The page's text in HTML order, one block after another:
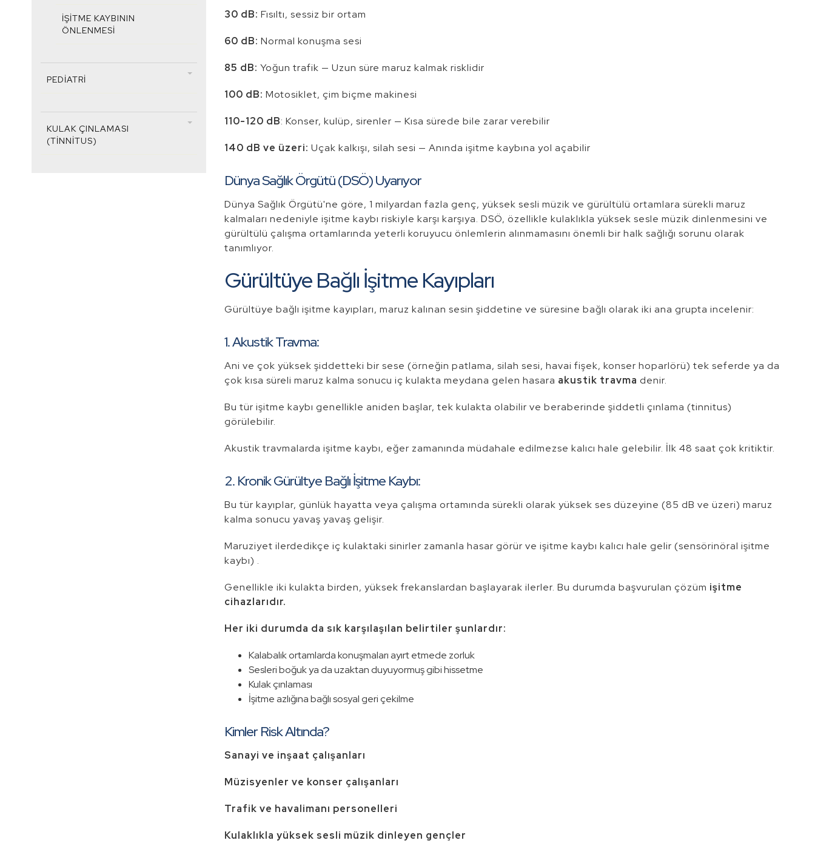
30 dB: Fısıltı, sessiz bir ortam
60 dB: Normal konuşma sesi
85 dB: Yoğun trafik — Uzun süre maruz kalmak risklidir
100 dB: Motosiklet, çim biçme makinesi
110-120 dB: Konser, kulüp, sirenler — Kısa sürede bile zarar verebilir
140 dB ve üzeri: Uçak kalkışı, silah sesi — Anında işitme kaybına yol açabilir
Dünya Sağlık Örgütü (DSÖ) Uyarıyor
Dünya Sağlık Örgütü'ne göre, 1 milyardan fazla genç, yüksek sesli müzik ve gürültülü ortamlara sürekli maruz
kalmaları nedeniyle işitme kaybı riskiyle karşı karşıya. DSÖ, özellikle kulaklıkla yüksek sesle müzik dinlenmesini ve
gürültülü çalışma ortamlarında yeterli koruyucu önlemlerin alınmamasını önemli bir halk sağlığı sorunu olarak
tanımlıyor.
Gürültüye Bağlı İşitme Kayıpları
Gürültüye bağlı işitme kayıpları, maruz kalınan sesin şiddetine ve süresine bağlı olarak iki ana grupta incelenir:
1. Akustik Travma:
Ani ve çok yüksek şiddetteki bir sese (örneğin patlama, silah sesi, havai fişek, konser hoparlörü) tek seferde ya da
çok kısa süreli maruz kalma sonucu iç kulakta meydana gelen hasara akustik travma denir.
Bu tür işitme kaybı genellikle aniden başlar, tek kulakta olabilir ve beraberinde şiddetli çınlama (tinnitus)
görülebilir.
Akustik travmalarda işitme kaybı, eğer zamanında müdahale edilmezse kalıcı hale gelebilir. İlk 48 saat çok kritiktir.
2. Kronik Gürültye Bağlı İşitme Kaybı:
Bu tür kayıplar, günlük hayatta veya çalışma ortamında sürekli olarak yüksek ses düzeyine (85 dB ve üzeri) maruz
kalma sonucu yavaş yavaş gelişir.
Maruziyet ilerdedikçe iç kulaktaki sinirler zamanla hasar görür ve işitme kaybı kalıcı hale gelir (sensörinöral işitme
kaybı) .
Genellikle iki kulakta birden, yüksek frekanslardan başlayarak ilerler. Bu durumda başvurulan çözüm işitme
cihazlarıdır.
Her iki durumda da sık karşılaşılan belirtiler şunlardır:
Kalabalık ortamlarda konuşmaları ayırt etmede zorluk
Sesleri boğuk ya da uzaktan duyuyormuş gibi hissetme
Kulak çınlaması
İşitme azlığına bağlı sosyal geri çekilme
Kimler Risk Altında?
Sanayi ve inşaat çalışanları
Müzisyenler ve konser çalışanları
Trafik ve havalimanı personelleri
Kulaklıkla yüksek sesli müzik dinleyen gençler
İŞITME KAYBININ
ÖNLENMESI
PEDIATRI
KULAK ÇINLAMASI
(TINNITUS)